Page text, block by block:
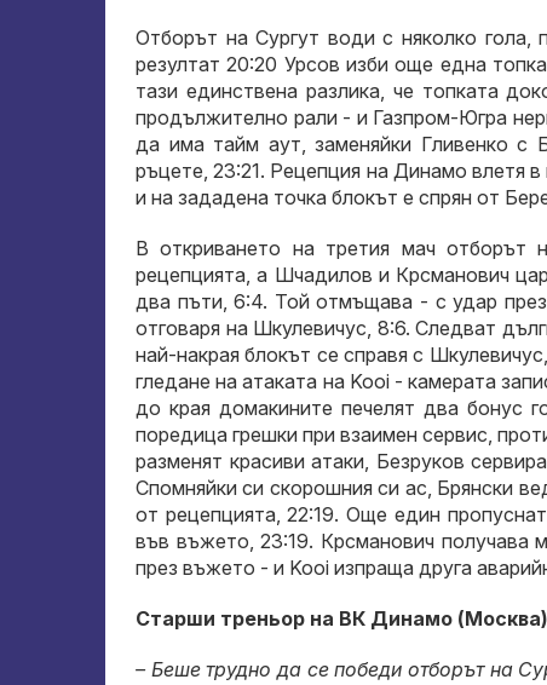
Отборът на Сургут води с няколко гола,
резултат 20:20 Урсов изби още една
тази единствена разлика, че топката
продължително рали - и Газпром-Югра
да има тайм аут, заменяйки Гливенко с
ръцете, 23:21. Рецепция на Динамо влетя
и на зададена точка блокът е спрян от
В откриването на третия мач отборът
рецепцията, а Шчадилов и Крсманович
два пъти, 6:4. Той отмъщава - с удар
отговаря на Шкулевичус, 8:6. Следват
най-накрая блокът се справя с
гледане на атаката на Kooi - камерата
до края домакините печелят два бонус
поредица грешки при взаимен сервис,
разменят красиви атаки, Безруков
Спомняйки си скорошния си ас, Брянски
от рецепцията, 22:19. Още един
във въжето, 23:19. Крсманович получава
през въжето - и Kooi изпраща друга
Старши треньор на ВК Динамо
– Беше трудно да се победи отборът на